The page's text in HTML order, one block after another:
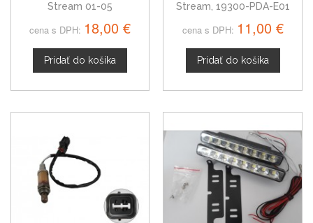
Stream 01-05
cena s DPH: 18,00 €
Pridať do košíka
Stream, 19300-PDA-E01
cena s DPH: 11,00 €
Pridať do košíka